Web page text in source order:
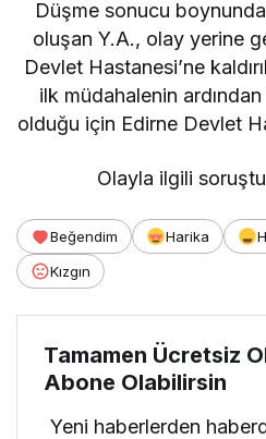
Düşme sonucu boynunda
oluşan Y.A., olay yerine
Devlet Hastanesi’ne
ilk müdahalenin
olduğu için Edirne Devlet
Olayla ilgili
Beğendim Harika
Kızgın
Tamamen Ücretsiz
Abone Olabilirsin
Yeni haberlerden